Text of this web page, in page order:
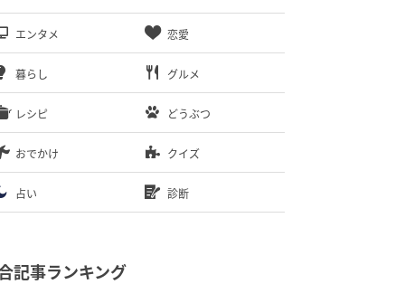
エンタメ 恋愛
暮らし グルメ
レシピ どうぶつ
おでかけ クイズ
占い 診断
記事ランキング